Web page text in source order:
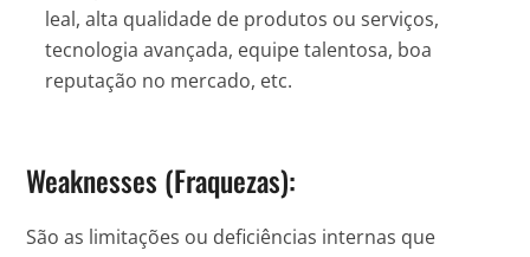
leal, alta qualidade de produtos ou serviços,
tecnologia avançada, equipe talentosa, boa
reputação no mercado, etc.
Weaknesses (Fraquezas):
São as limitações ou deficiências internas que